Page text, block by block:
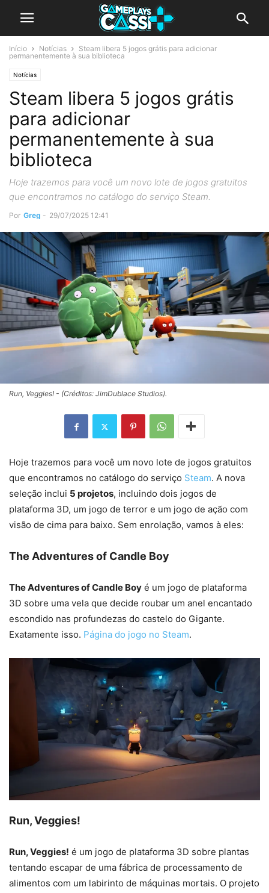
Início Notícias
Steam libera 5 jogos grátis para adicionar
permanentemente à sua biblioteca
Notícias
Steam libera 5 jogos grátis
para adicionar
permanentemente à sua
biblioteca
Hoje trazemos para você um novo lote de jogos gratuitos
que encontramos no catálogo do serviço Steam.
Por Greg - 29/07/2025 12:41
Run, Veggies! - (Créditos: JimDublace Studios).
Hoje trazemos para você um novo lote de jogos gratuitos
que encontramos no catálogo do serviço Steam. A nova
seleção inclui 5 projetos, incluindo dois jogos de
plataforma 3D, um jogo de terror e um jogo de ação com
visão de cima para baixo. Sem enrolação, vamos à eles:
The Adventures of Candle Boy
The Adventures of Candle Boy é um jogo de plataforma
3D sobre uma vela que decide roubar um anel encantado
escondido nas profundezas do castelo do Gigante.
Exatamente isso. Página do jogo no Steam.
Run, Veggies!
Run, Veggies! é um jogo de plataforma 3D sobre plantas
tentando escapar de uma fábrica de processamento de
alimentos com um labirinto de máquinas mortais. O projeto